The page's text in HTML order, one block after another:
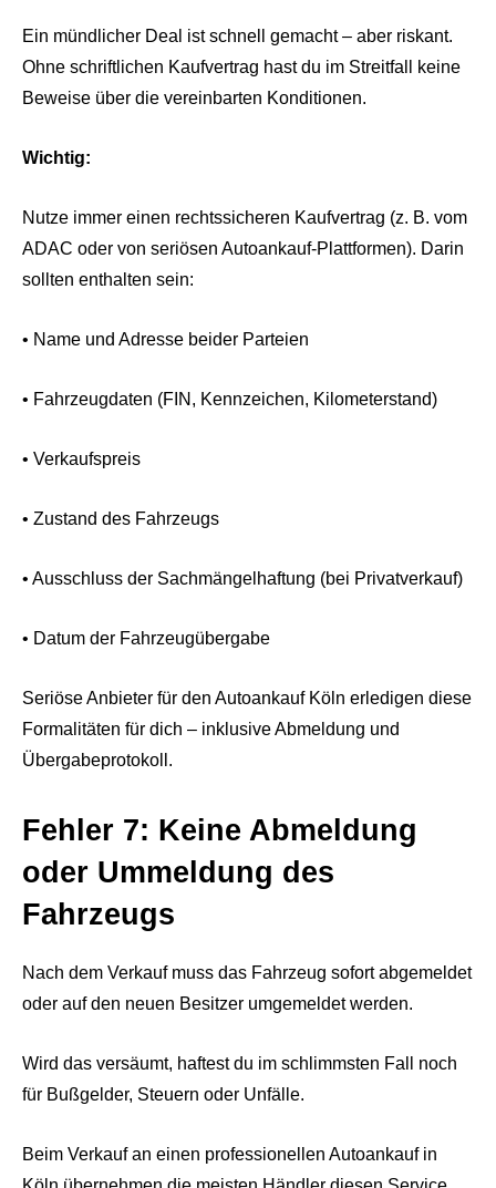
Ein mündlicher Deal ist schnell gemacht – aber riskant.
Ohne schriftlichen Kaufvertrag hast du im Streitfall keine
Beweise über die vereinbarten Konditionen.
Wichtig:
Nutze immer einen rechtssicheren Kaufvertrag (z. B. vom
ADAC oder von seriösen Autoankauf-Plattformen). Darin
sollten enthalten sein:
• Name und Adresse beider Parteien
• Fahrzeugdaten (FIN, Kennzeichen, Kilometerstand)
• Verkaufspreis
• Zustand des Fahrzeugs
• Ausschluss der Sachmängelhaftung (bei Privatverkauf)
• Datum der Fahrzeugübergabe
Seriöse Anbieter für den Autoankauf Köln erledigen diese
Formalitäten für dich – inklusive Abmeldung und
Übergabeprotokoll.
Fehler 7: Keine Abmeldung
oder Ummeldung des
Fahrzeugs
Nach dem Verkauf muss das Fahrzeug sofort abgemeldet
oder auf den neuen Besitzer umgemeldet werden.
Wird das versäumt, haftest du im schlimmsten Fall noch
für Bußgelder, Steuern oder Unfälle.
Beim Verkauf an einen professionellen Autoankauf in